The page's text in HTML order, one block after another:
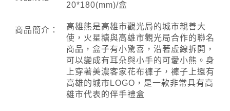
20*180(mm)/盒
商品簡介：
高雄熊是高雄市觀光局的城市親善大
使，火星糖與高雄市觀光局合作的聯名
商品，盒子有小驚喜，沿著虛線拆開，
可以變成有耳朵與小手的可愛小熊。身
上穿著美濃客家花布褲子，褲子上還有
高雄的城市LOGO，是一款非常具有高
雄市代表的伴手禮盒